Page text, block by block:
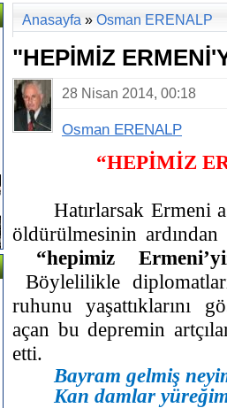
Anasayfa » Osman ERENALP
"HEPİMİZ
28 Nisan 2014, 00:18
Osman ERENALP
“HEPİMİZ
Hatırlarsak Ermeni
öldürülmesinin
“hepimiz
Böylelilikle
ruhunu yaşattıklarını
açan bu depremin
etti.
Bayram gelmiş
Kan damlar